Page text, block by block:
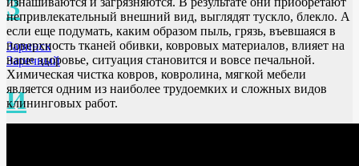
З
Заринск
Заречный
И
непривлекательный внешний вид, выглядят тускло, блекло. А
если еще подумать, каким образом пыль, грязь, въевшаяся в
поверхность тканей обивки, ковровых материалов, влияет на
наше здоровье, ситуация становится и вовсе печальной.
Химическая чистка ковров, ковролина, мягкой мебели
является одним из наиболее трудоемких и сложных видов
клининговых работ.